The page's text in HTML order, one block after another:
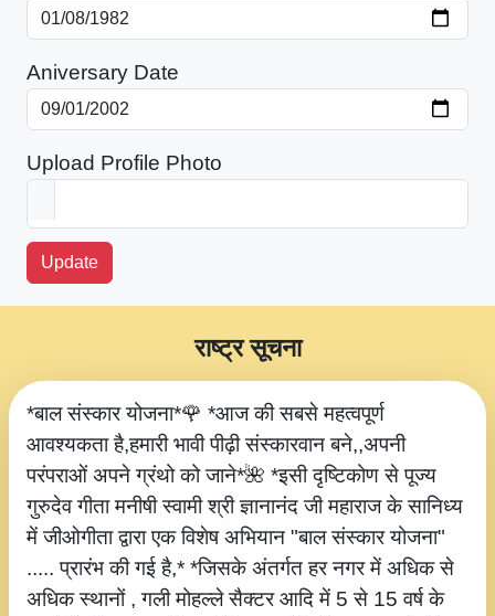
Aniversary Date
Upload Profile Photo
Update
*बाल संस्कार योजना*🌹 *आज की सबसे महत्वपूर्ण
आवश्यकता है,हमारी भावी पीढ़ी संस्कारवान बने,,अपनी
परंपराओं अपने ग्रंथो को जाने*🌺 *इसी दृष्टिकोण से पूज्य
गुरुदेव गीता मनीषी स्वामी श्री ज्ञानानंद जी महाराज के सानिध्य
में जीओगीता द्वारा एक विशेष अभियान "बाल संस्कार योजना"
..... प्रारंभ की गई है,* *जिसके अंतर्गत हर नगर में अधिक से
अधिक स्थानों , गली मोहल्ले सैक्टर आदि में 5 से 15 वर्ष के
राष्ट्र सूचना